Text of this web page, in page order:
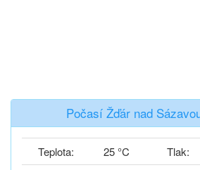
Počasí Žďár nad
Teplota: 25 °C Tlak: